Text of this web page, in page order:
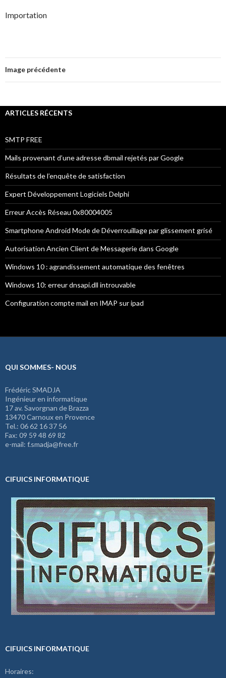
Importation
Image précédente
ARTICLES RÉCENTS
SMTP FREE
Mails provenant d’une adresse dbmail rejetés par Google
Résultats de l’enquête de satisfaction
Expert Développement Logiciels Delphi
Erreur Accès Réseau 0x80004005
Smartphone Android Mode de Déverrouillage par glissement grisé
Autorisation Ancien Client de Messagerie dans Google
Windows 10 : agrandissement automatique des fenêtres
Windows 10: erreur dnsapi.dll introuvable
Configuration compte mail en IMAP sur ipad
QUI SOMMES- NOUS
Frédéric SMADJA
Ingénieur en informatique
17 av. Savorgnan de Brazza
13470 Carnoux en Provence
Tel.: 06 62 16 37 56
Fax: 09 59 48 69 82
e-mail: f.smadja@free.fr
CIFUICS INFORMATIQUE
CIFUICS INFORMATIQUE
Horaires: